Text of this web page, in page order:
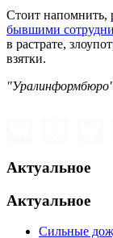
Стоит напомнить,
бывшими
в растрате,
взятки.
Актуальное
Актуальное
Сильные